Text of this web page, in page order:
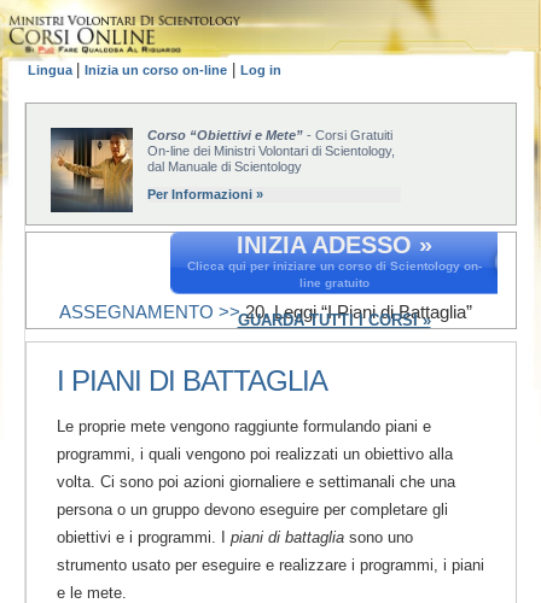
Lingua Inizia un corso on-line Log in
Corso “Obiettivi e Mete” - Corsi Gratuiti
On-line dei Ministri Volontari di Scientology,
dal Manuale di Scientology
Per Informazioni »
INIZIA ADESSO »
Clicca qui per iniziare un corso di Scientology on-
line gratuito
GUARDA TUTTI I CORSI »
ASSEGNAMENTO >>20. Leggi “I Piani di Battaglia”
I PIANI DI BATTAGLIA
Le proprie mete vengono raggiunte formulando piani e
programmi, i quali vengono poi realizzati un obiettivo alla
volta. Ci sono poi azioni giornaliere e settimanali che una
persona o un gruppo devono eseguire per completare gli
obiettivi e i programmi. I piani di battaglia sono uno
strumento usato per eseguire e realizzare i programmi, i piani
e le mete.